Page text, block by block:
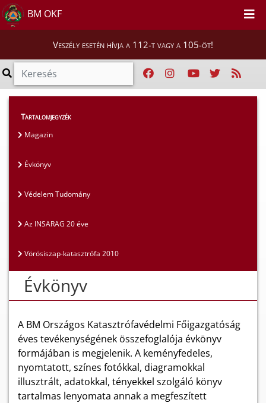
BM OKF
Veszély esetén hívja a 112-t vagy a 105-öt!
Magunkról
Tartalomjegyzék
Magazin
Évkönyv
Védelem Tudomány
Az INSARAG 20 éve
Vörösiszap-katasztrófa 2010
Évkönyv
A BM Országos Katasztrófavédelmi Főigazgatóság
éves tevékenységének összefoglalója évkönyv
formájában is megjelenik. A keményfedeles,
nyomtatott, színes fotókkal, diagramokkal
illusztrált, adatokkal, tényekkel szolgáló könyv
tartalmas lenyomata annak a megfeszített